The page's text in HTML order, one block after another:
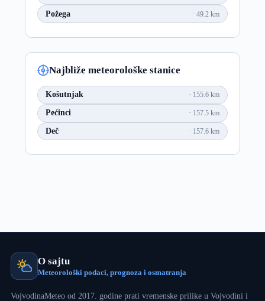
Požega 49.2 km
Najbliže meteorološke stanice
Košutnjak 155.6 km
Pećinci 157.5 km
Deč 157.6 km
O sajtu
Meteorološki podaci, prognoza i osmatranja
VojvodinaMeteo od 2017. godine prati vremenske prilike u Vojvodini i